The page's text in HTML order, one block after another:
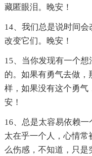
藏匿眼泪。晚安！
14、我们总是说时间
改变它们。晚安！
15、当你发现有一个
的。如果有勇气去做
样，如果没有这个勇
安！
16、总是太容易依赖一
太在乎一个人，心情
么伤感，不知道，只是